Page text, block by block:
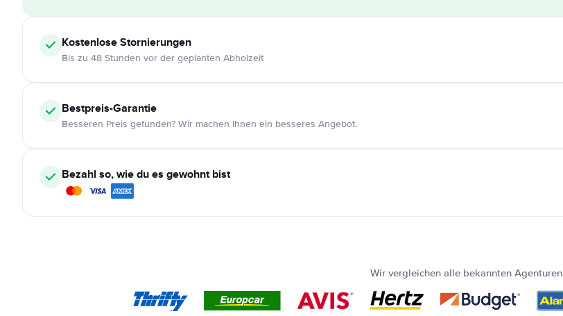
KostenloseStornierungen
Bis zu 48 Stunden vor der geplanten Abholzeit
Bestpreis-Garantie
Besseren Preis gefunden? Wir machen Ihnen ein besseres Angebot.
Bezahl so, wie du es gewohnt bist
Wir vergleichen alle bekannten Agenturen